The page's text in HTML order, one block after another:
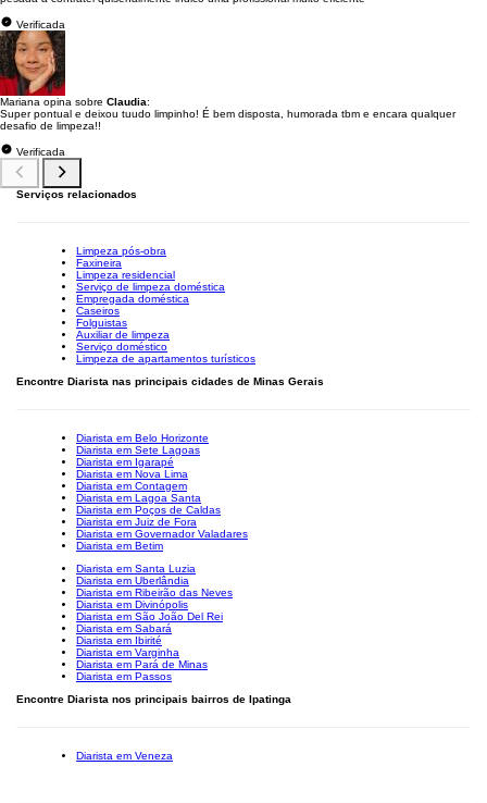
Verificada
Mariana opina sobre Claudia:
Super pontual e deixou tuudo limpinho! É bem disposta, humorada tbm e encara qualquer
desafio de limpeza!!
Verificada
Serviços relacionados
Limpeza pós-obra
Faxineira
Limpeza residencial
Serviço de limpeza doméstica
Empregada doméstica
Caseiros
Folguistas
Auxiliar de limpeza
Serviço doméstico
Limpeza de apartamentos turísticos
Encontre Diarista nas principais cidades de Minas Gerais
Diarista em Belo Horizonte
Diarista em Sete Lagoas
Diarista em Igarapé
Diarista em Nova Lima
Diarista em Contagem
Diarista em Lagoa Santa
Diarista em Poços de Caldas
Diarista em Juiz de Fora
Diarista em Governador Valadares
Diarista em Betim
Diarista em Santa Luzia
Diarista em Uberlândia
Diarista em Ribeirão das Neves
Diarista em Divinópolis
Diarista em São João Del Rei
Diarista em Sabará
Diarista em Ibirité
Diarista em Varginha
Diarista em Pará de Minas
Diarista em Passos
Encontre Diarista nos principais bairros de Ipatinga
Diarista em Veneza